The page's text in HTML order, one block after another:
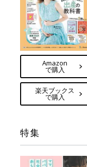
Amazon
で購入
楽天ブックス
で購入
特集